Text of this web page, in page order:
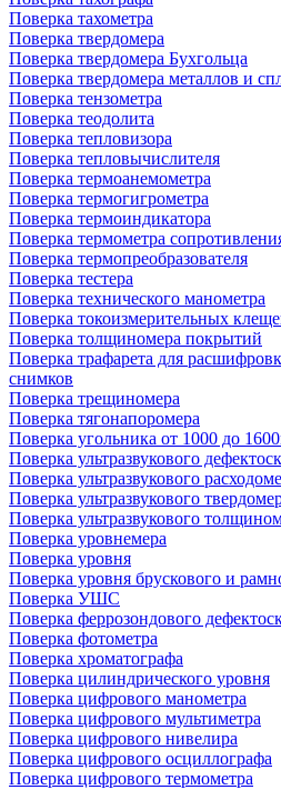
Поверка тахометра
Поверка твердомера
Поверка твердомера Бухгольца
Поверка твердомера металлов и
Поверка тензометра
Поверка теодолита
Поверка тепловизора
Поверка тепловычислителя
Поверка термоанемометра
Поверка термогигрометра
Поверка термоиндикатора
Поверка термометра
Поверка термопреобразователя
Поверка тестера
Поверка технического манометра
Поверка токоизмерительных
Поверка толщиномера покрытий
Поверка трафарета для
снимков
Поверка трещиномера
Поверка тягонапоромера
Поверка угольника от 1000 до
Поверка ультразвукового
Поверка ультразвукового
Поверка ультразвукового
Поверка ультразвукового
Поверка уровнемера
Поверка уровня
Поверка уровня брускового и
Поверка УШС
Поверка феррозондового
Поверка фотометра
Поверка хроматографа
Поверка цилиндрического уровня
Поверка цифрового манометра
Поверка цифрового мультиметра
Поверка цифрового нивелира
Поверка цифрового осциллографа
Поверка цифрового термометра